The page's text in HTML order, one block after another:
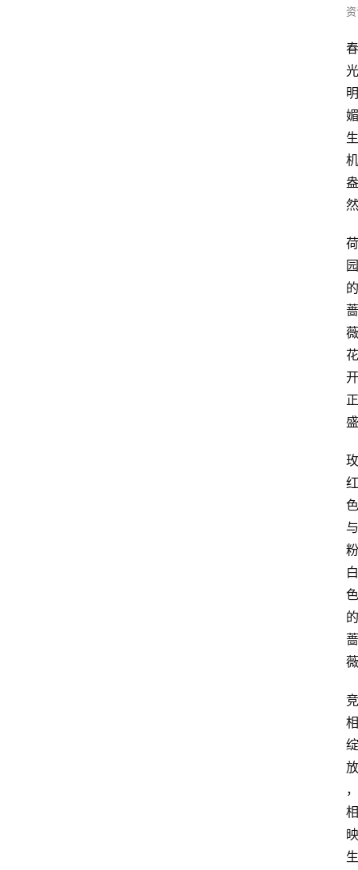
春
光
明
媚
生
机
盎
然
荷
园
的
蔷
薇
花
开
正
盛
玫
红
色
与
粉
白
色
的
蔷
薇
竞
相
绽
放
，
相
映
生